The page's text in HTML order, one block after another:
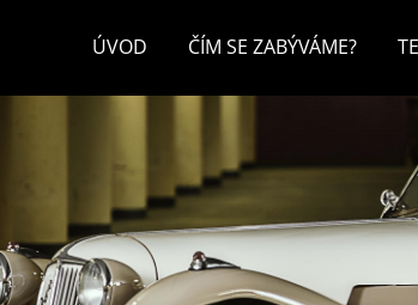
ÚVOD ČÍM SE ZABÝVÁME?